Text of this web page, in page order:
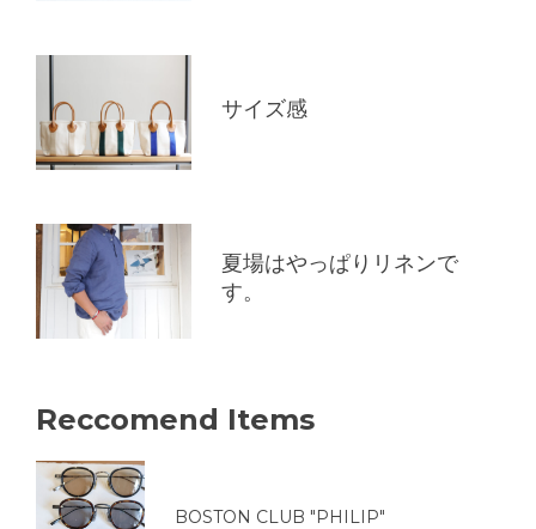
サイズ感
夏場はやっぱりリネンで
す。
Reccomend Items
BOSTON CLUB "PHILIP"